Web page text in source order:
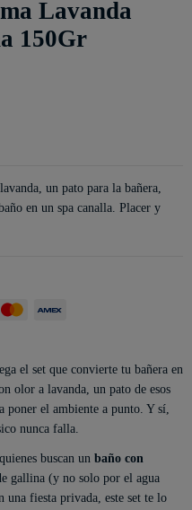
Lavanda
150Gr
un pato para la bañera,
en un spa canalla. Placer y
el set que convierte tu bañera en
olor a lavanda, un pato de esos
poner el ambiente a punto. Y sí,
nunca falla.
buscan un baño con
gallina (y no solo por el agua
una fiesta privada, este set te lo